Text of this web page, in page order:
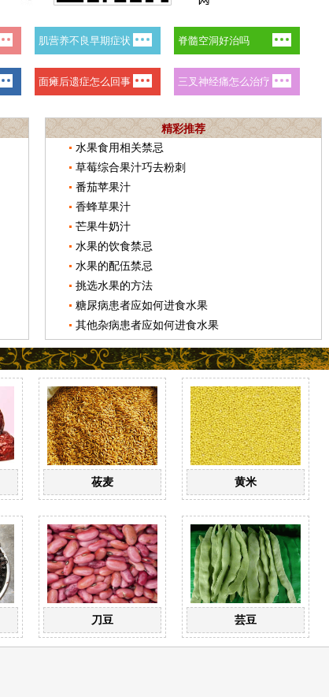
精彩推荐
水果食用相关禁忌
草莓综合果汁巧去粉刺
番茄苹果汁
香蜂草果汁
芒果牛奶汁
水果的饮食禁忌
水果的配伍禁忌
挑选水果的方法
糖尿病患者应如何进食水果
其他杂病患者应如何进食水果
莜麦 黄米
刀豆 芸豆